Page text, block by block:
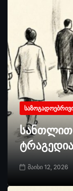
სანთლით
ტრაგედია
მაისი 12, 2026